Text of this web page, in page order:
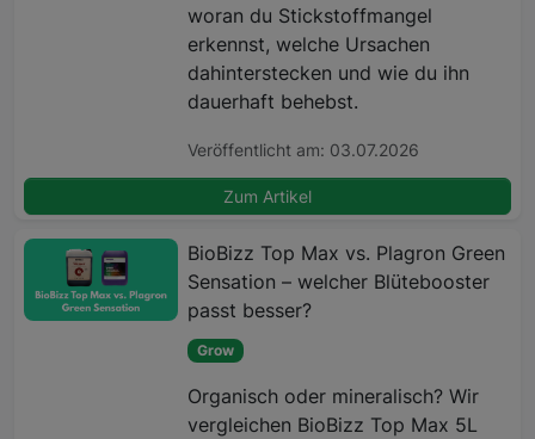
woran du Stickstoffmangel
erkennst, welche Ursachen
dahinterstecken und wie du ihn
dauerhaft behebst.
Veröffentlicht am: 03.07.2026
Zum Artikel
BioBizz Top Max vs. Plagron Green
Sensation – welcher Blütebooster
passt besser?
Grow
Organisch oder mineralisch? Wir
vergleichen BioBizz Top Max 5L